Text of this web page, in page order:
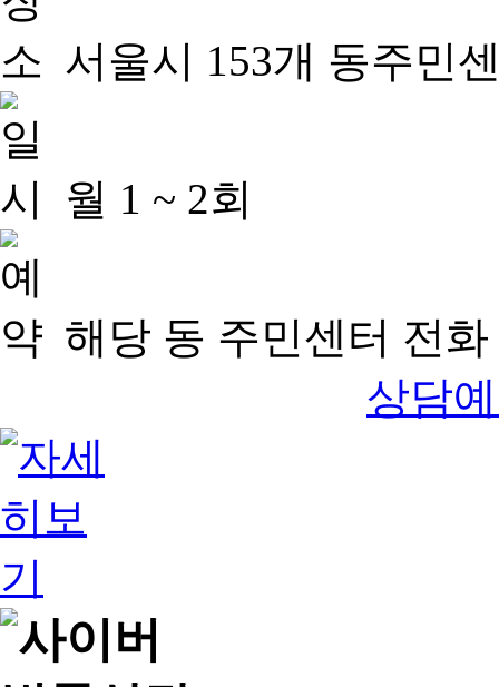
서울시 153개 동주민
월 1 ~ 2회
해당 동 주민센터 전
상담